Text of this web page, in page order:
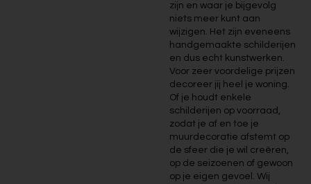
zijn en waar je bijgevolg
niets meer kunt aan
wijzigen. Het zijn eveneens
handgemaakte schilderijen
en dus echt kunstwerken.
Voor zeer voordelige prijzen
decoreer jij heel je woning.
Of je houdt enkele
schilderijen op voorraad,
zodat je af en toe je
muurdecoratie afstemt op
de sfeer die je wil creëren,
op de seizoenen of gewoon
op je eigen gevoel. Wij